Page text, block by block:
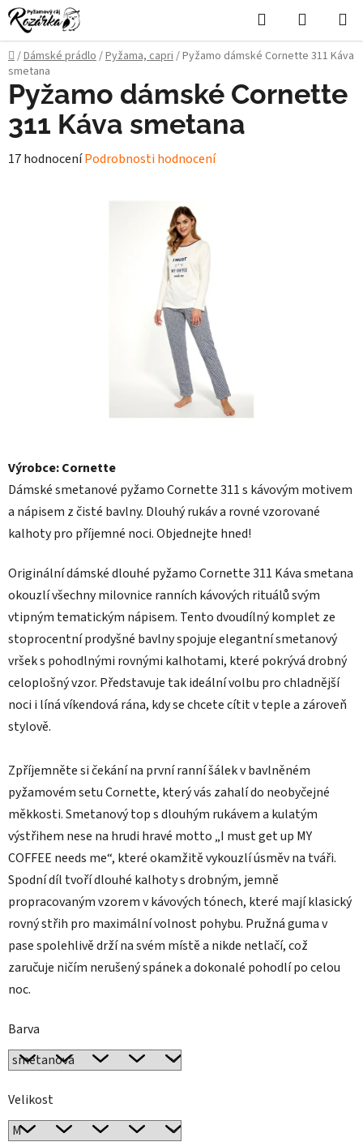
Přejít
na
obsah
Hledat
KOŠÍK
Domů
/Dámské prádlo/Pyžama, capri/Pyžamo dámské Cornette 311 Káva
smetana
Výrobce: Cornette
Dámské smetanové pyžamo Cornette 311 s kávovým motivem
a nápisem z čisté bavlny. Dlouhý rukáv a rovné vzorované
kalhoty pro příjemné noci. Objednejte hned!
Originální dámské dlouhé pyžamo Cornette 311 Káva smetana
okouzlí všechny milovnice ranních kávových rituálů svým
vtipným tematickým nápisem. Tento dvoudílný komplet ze
stoprocentní prodyšné bavlny spojuje elegantní smetanový
vršek s pohodlnými rovnými kalhotami, které pokrývá drobný
celoplošný vzor. Představuje tak ideální volbu pro chladnější
noci i líná víkendová rána, kdy se chcete cítit v teple a zároveň
stylově.
Zpříjemněte si čekání na první ranní šálek v bavlněném
pyžamovém setu Cornette, který vás zahalí do neobyčejné
měkkosti. Smetanový top s dlouhým rukávem a kulatým
výstřihem nese na hrudi hravé motto „I must get up MY
COFFEE needs me“, které okamžitě vykouzlí úsměv na tváři.
Spodní díl tvoří dlouhé kalhoty s drobným, jemně
propracovaným vzorem v kávových tónech, které mají klasický
rovný střih pro maximální volnost pohybu. Pružná guma v
pase spolehlivě drží na svém místě a nikde netlačí, což
zaručuje ničím nerušený spánek a dokonalé pohodlí po celou
noc.
Barva
Velikost
Pyžamo dámské Cornette
311 Káva smetana
Průměrné
17 hodnoceníPodrobnosti hodnocení